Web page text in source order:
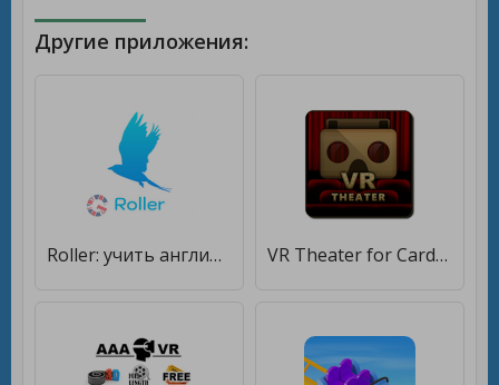
Другие приложения:
Roller: учить английский язык с нуля [Premium] VR Theater for Cardboard [Без рекламы]